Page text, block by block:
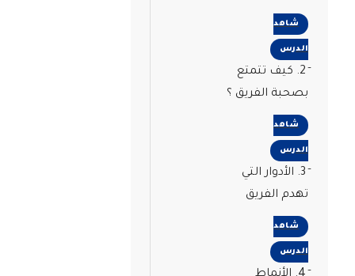
شاهد
الدرس
2. كيف تتمتع
بصحبة الفريق ؟
شاهد
الدرس
3. الأدوار التي
تهدم الفريق
شاهد
الدرس